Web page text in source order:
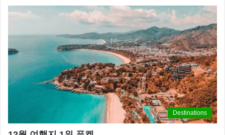
Destinations